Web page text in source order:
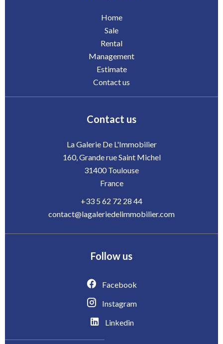
Home
Sale
Rental
Management
Estimate
Contact us
Contact us
La Galerie De L'Immobilier
160, Grande rue Saint Michel
31400Toulouse
France
+33 5 62 72 28 44
contact@lagaleriedelimmobilier.com
Follow us
Facebook
Instagram
Linkedin